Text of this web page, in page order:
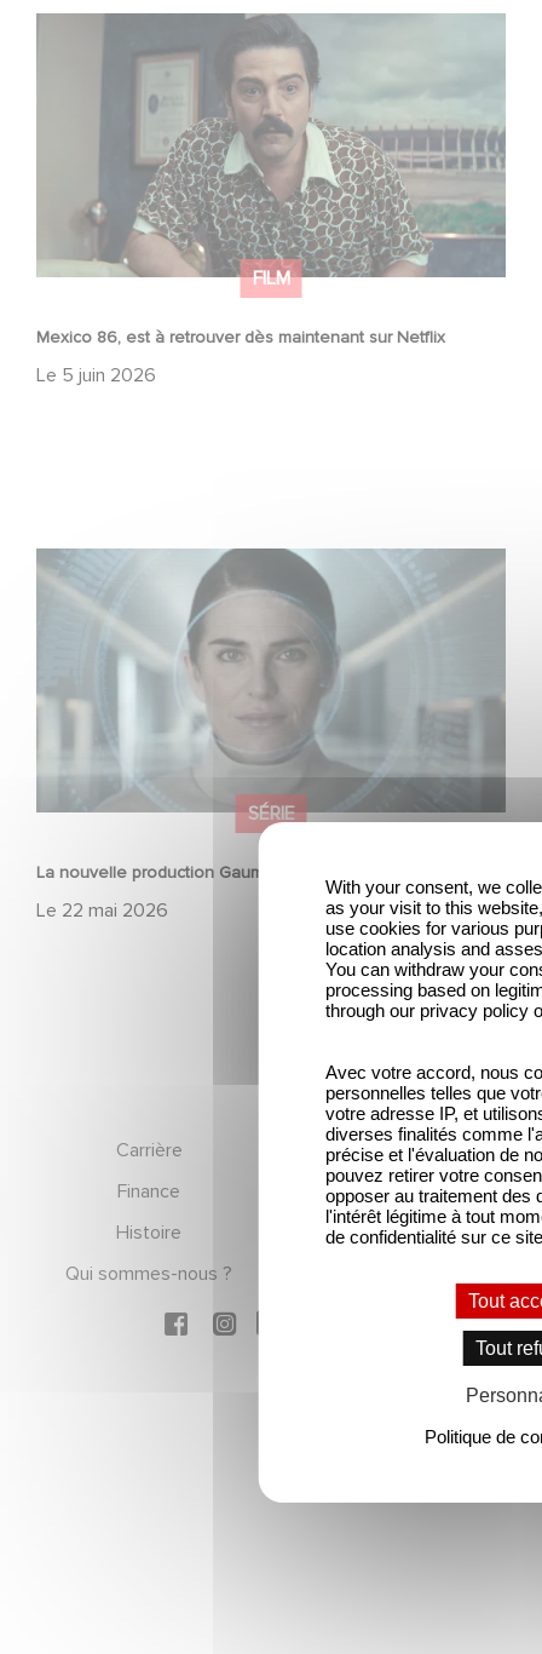
FILM
Mexico 86, est à retrouver dès maintenant sur Netflix
Le 5 juin 2026
Mexico 86, est à retrouver dès maintenant sur Netflix
SÉRIE
La nouvelle production Gaumont USA : « Futuro Desierto »
Le 22 mai 2026
La nouvelle production Gaumont USA : « Futuro Desierto
Carrière
Equipe dirigeante
Finance
Gaumont Connect
Histoire
Mentions légales
Qui sommes-nous ?
Social icons
With your consent, we
as your visit to this
use cookies for various
location analysis and
You can withdraw your
processing based on
through our privacy policy
Avec votre accord, nous
personnelles telles que
votre adresse IP, et
diverses finalités comme
précise et l'évaluation de
pouvez retirer votre
opposer au traitement des
l'intérêt légitime à tout
de confidentialité sur ce
Tout
Tout
Politique de